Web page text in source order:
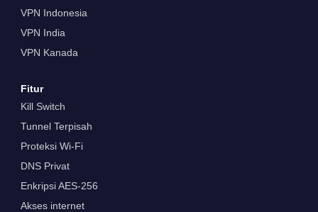
VPN Indonesia
VPN India
VPN Kanada
Fitur
Kill Switch
Tunnel Terpisah
Proteksi Wi-Fi
DNS Privat
Enkripsi AES-256
Akses internet